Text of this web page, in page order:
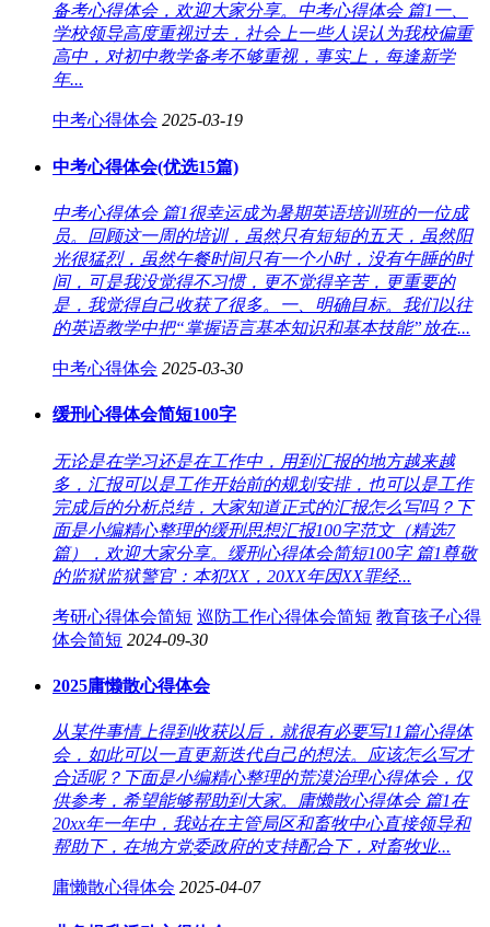
备考心得体会，欢迎大家分享。中考心得体会 篇1一、
学校领导高度重视过去，社会上一些人误认为我校偏重
高中，对初中教学备考不够重视，事实上，每逢新学
年...
中考心得体会 2025-03-19
中考心得体会(优选15篇)
中考心得体会 篇1很幸运成为暑期英语培训班的一位成
员。回顾这一周的培训，虽然只有短短的五天，虽然阳
光很猛烈，虽然午餐时间只有一个小时，没有午睡的时
间，可是我没觉得不习惯，更不觉得辛苦，更重要的
是，我觉得自己收获了很多。一、明确目标。我们以往
的英语教学中把“掌握语言基本知识和基本技能”放在...
中考心得体会 2025-03-30
缓刑心得体会简短100字
无论是在学习还是在工作中，用到汇报的地方越来越
多，汇报可以是工作开始前的规划安排，也可以是工作
完成后的分析总结，大家知道正式的汇报怎么写吗？下
面是小编精心整理的缓刑思想汇报100字范文（精选7
篇），欢迎大家分享。缓刑心得体会简短100字 篇1尊敬
的监狱监狱警官：本犯XX，20XX年因XX罪经...
考研心得体会简短 巡防工作心得体会简短 教育孩子心得
体会简短 2024-09-30
2025庸懒散心得体会
从某件事情上得到收获以后，就很有必要写11篇心得体
会，如此可以一直更新迭代自己的想法。应该怎么写才
合适呢？下面是小编精心整理的荒漠治理心得体会，仅
供参考，希望能够帮助到大家。庸懒散心得体会 篇1在
20xx年一年中，我站在主管局区和畜牧中心直接领导和
帮助下，在地方党委政府的支持配合下，对畜牧业...
庸懒散心得体会 2025-04-07